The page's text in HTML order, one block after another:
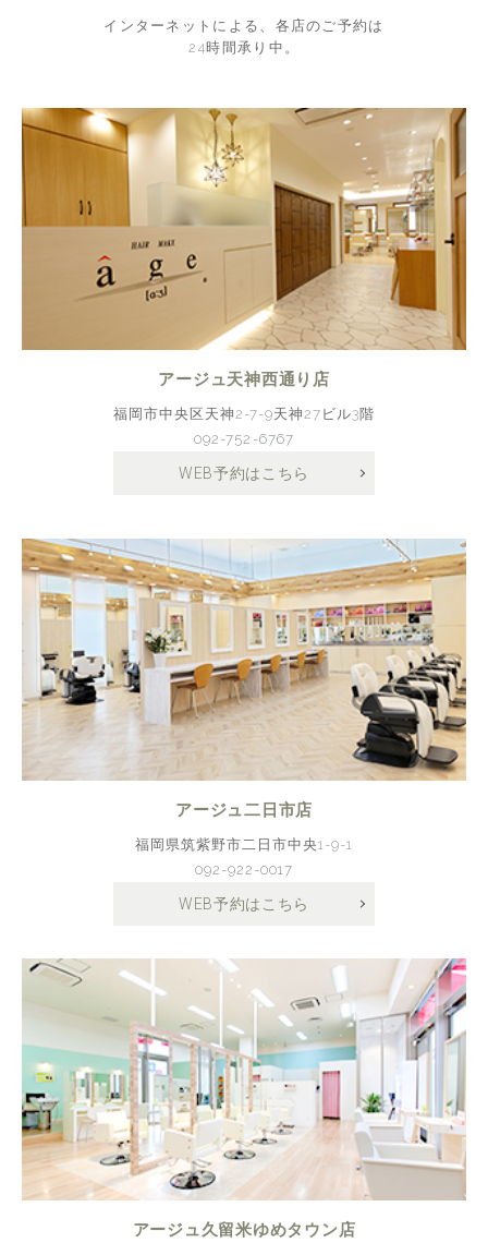
インターネットによる、各店のご予約は
24時間承り中。
アージュ天神西通り店
福岡市中央区天神2-7-9天神27ビル3階
092-752-6767
WEB予約はこちら
アージュ二日市店
福岡県筑紫野市二日市中央1-9-1
092-922-0017
WEB予約はこちら
アージュ久留米ゆめタウン店